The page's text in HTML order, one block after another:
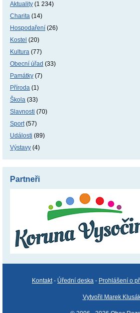
Aktuality (1 234)
Charita (14)
Hospodaření (26)
Kostel (20)
Kultura (77)
Obecní úřad (33)
Památky (7)
Příroda (1)
Škola (33)
Slavnosti (70)
Sport(57)
Události (89)
Výstavy (4)
Partneři
Kontakt- Úřední deska - Prohlášení o
Vytvořil Marek